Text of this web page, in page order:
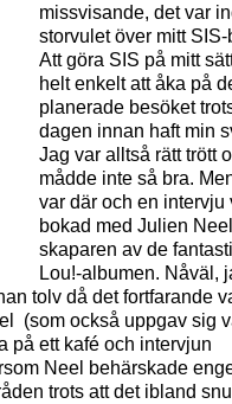
missvisande, det var
storvulet över mitt
Att göra SIS på mitt
helt enkelt att åka på
planerade besöket
dagen innan haft min
Jag var alltså rätt trött
mådde inte så bra.
var där och en intervju
bokad med Julien
skaparen av de
Lou!-albumen. Nåväl,
tolv då det fortfarande
(som också uppgav sig
på ett kafé och intervjun
Neel behärskade
trots att det ibland